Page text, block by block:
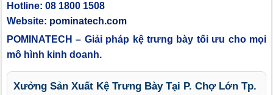
Hotline: 08 1800 1508
Website: pominatech.com
POMINATECH – Giải pháp kệ trưng bày tối ưu cho mọi
mô hình kinh doanh.
Xưởng Sản Xuất Kệ Trưng Bày Tại P. Chợ Lớn Tp.